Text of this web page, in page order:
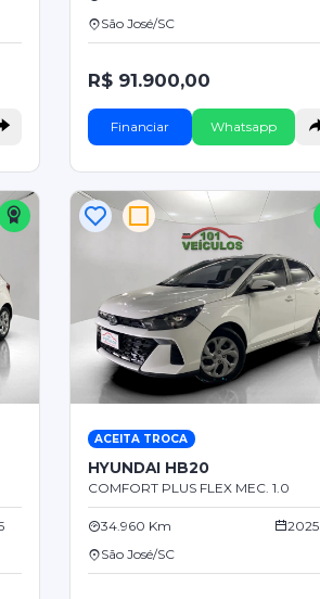
São José/SC
R$ 91.900,00
Financiar Whatsapp
ACEITA TROCA
HYUNDAI HB20
COMFORT PLUS FLEX MEC. 1.0
34.960 Km
2025
São José/SC